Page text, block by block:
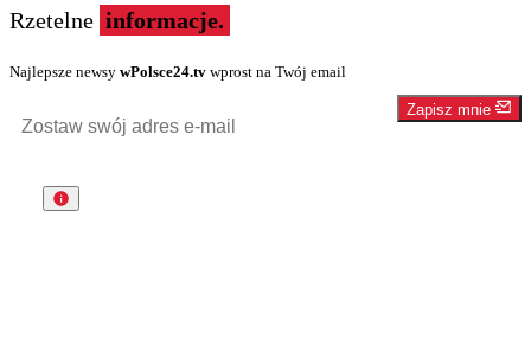
Rzetelne informacje.
Najlepsze newsy wPolsce24.tv wprost na Twój email
Zapisz mnie